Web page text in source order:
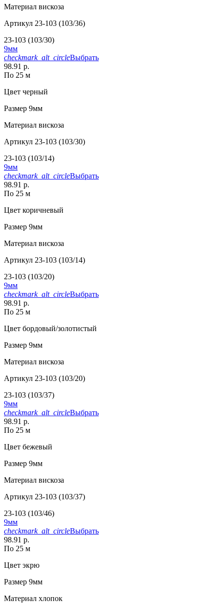
Материал вискоза
Артикул 23-103 (103/36)
23-103 (103/30)
9мм
checkmark_alt_circleВыбрать
98.91 р.
По 25 м
Цвет черный
Размер 9мм
Материал вискоза
Артикул 23-103 (103/30)
23-103 (103/14)
9мм
checkmark_alt_circleВыбрать
98.91 р.
По 25 м
Цвет коричневый
Размер 9мм
Материал вискоза
Артикул 23-103 (103/14)
23-103 (103/20)
9мм
checkmark_alt_circleВыбрать
98.91 р.
По 25 м
Цвет бордовый/золотистый
Размер 9мм
Материал вискоза
Артикул 23-103 (103/20)
23-103 (103/37)
9мм
checkmark_alt_circleВыбрать
98.91 р.
По 25 м
Цвет бежевый
Размер 9мм
Материал вискоза
Артикул 23-103 (103/37)
23-103 (103/46)
9мм
checkmark_alt_circleВыбрать
98.91 р.
По 25 м
Цвет экрю
Размер 9мм
Материал хлопок